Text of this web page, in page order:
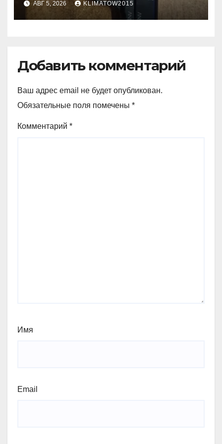
АВГ 5, 2026 KLIMATOW2015
Добавить комментарий
Ваш адрес email не будет опубликован.
Обязательные поля помечены *
Комментарий *
Имя
Email